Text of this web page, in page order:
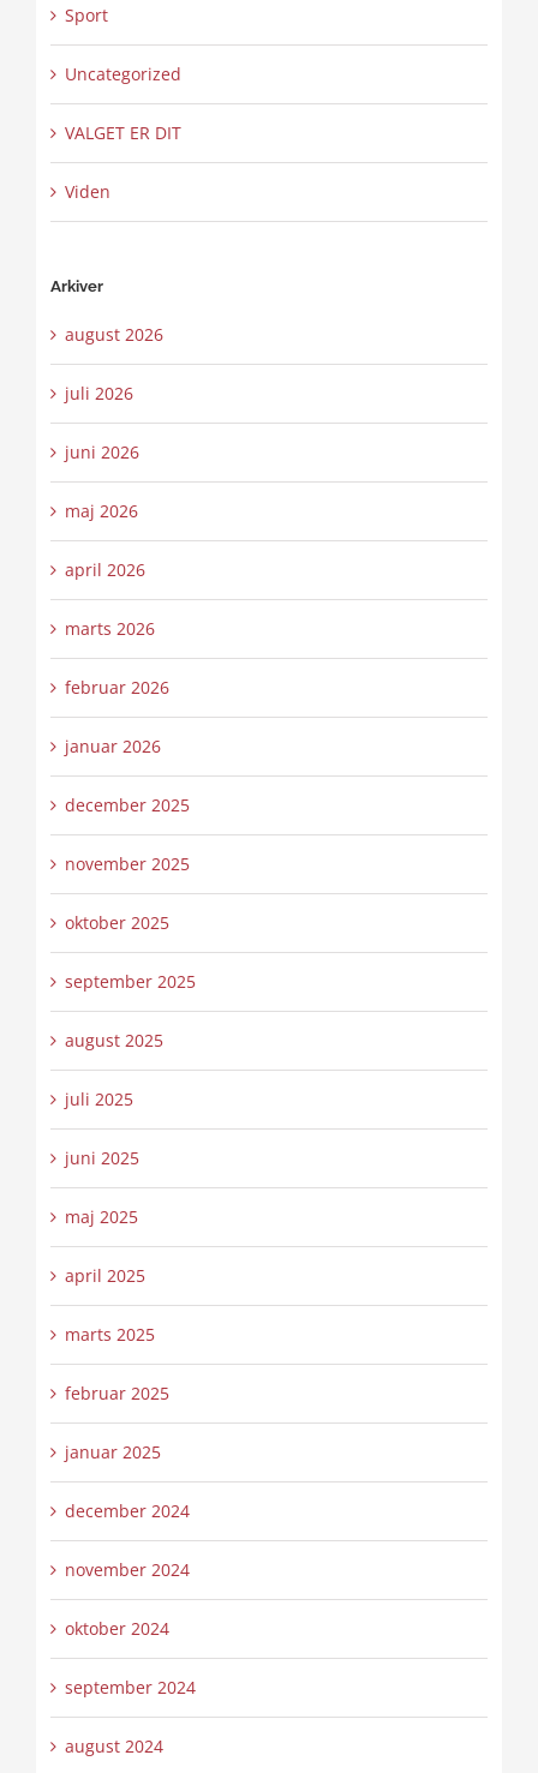
Sport
Uncategorized
VALGET ER DIT
Viden
Arkiver
august 2026
juli 2026
juni 2026
maj 2026
april 2026
marts 2026
februar 2026
januar 2026
december 2025
november 2025
oktober 2025
september 2025
august 2025
juli 2025
juni 2025
maj 2025
april 2025
marts 2025
februar 2025
januar 2025
december 2024
november 2024
oktober 2024
september 2024
august 2024